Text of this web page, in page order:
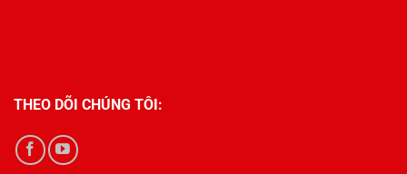
THEO DÕI CHÚNG TÔI: